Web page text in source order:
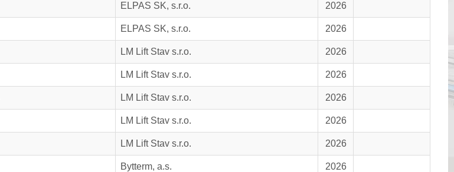
ELPAS SK, s.r.o. 2026
ELPAS SK, s.r.o. 2026
LM Lift Stav s.r.o. 2026
LM Lift Stav s.r.o. 2026
LM Lift Stav s.r.o. 2026
LM Lift Stav s.r.o. 2026
LM Lift Stav s.r.o. 2026
Bytterm, a.s. 2026